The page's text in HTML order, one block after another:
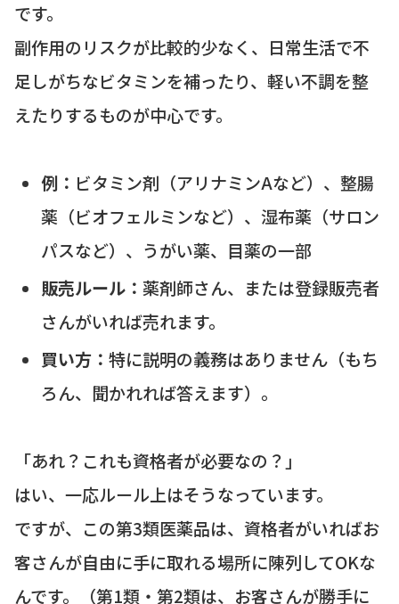
です。
副作用のリスクが比較的少なく、日常生活で不
足しがちなビタミンを補ったり、軽い不調を整
えたりするものが中心です。
例： ビタミン剤（アリナミンAなど）、整腸
薬（ビオフェルミンなど）、湿布薬（サロン
パスなど）、うがい薬、目薬の一部
販売ルール： 薬剤師さん、または登録販売者
さんがいれば売れます。
買い方： 特に説明の義務はありません（もち
ろん、聞かれれば答えます）。
「あれ？これも資格者が必要なの？」
はい、一応ルール上はそうなっています。
ですが、この第3類医薬品は、資格者がいればお
客さんが自由に手に取れる場所に陳列してOKな
んです。（第1類・第2類は、お客さんが勝手に